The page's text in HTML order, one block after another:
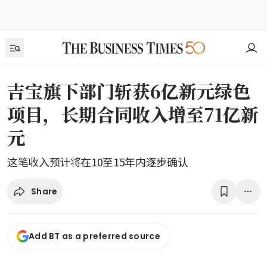
吉宝旗下部门斩获6亿新元绿色
项目，长期合同收入增至71亿新
元
这笔收入预计将在10至15年内逐步确认
Share
Add BT as a preferred source